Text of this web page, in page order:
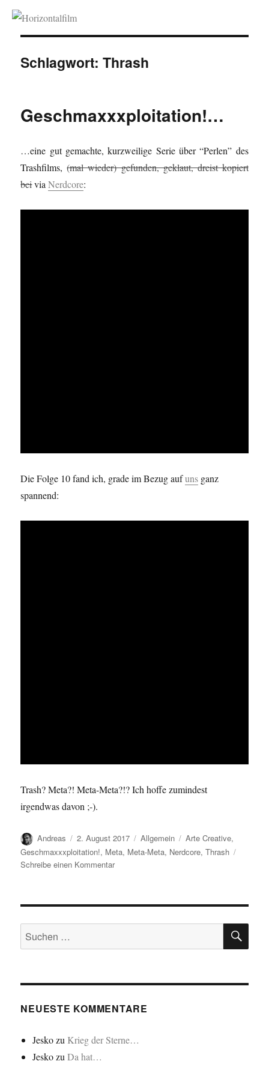
Horizontalfilm
Schlagwort:Thrash
Geschmaxxxploitation!…
…eine gut gemachte, kurzweilige Serie über “Perlen” des
Trashfilms,(mal wieder) gefunden, geklaut, dreist kopiert
beiviaNerdcore:
Die Folge 10 fand ich, grade im Bezug aufuns ganz
spannend:
Trash? Meta?! Meta-Meta?!? Ich hoffe zumindest
irgendwas davon ;-).
Autor
Andreas
Veröffentlicht
am
2. August 2017 Kategorien
Allgemein Schlagwörter
Arte Creative,
Geschmaxxxploitation!, Meta, Meta-Meta, Nerdcore,Thrash
Schreibe einen Kommentarzu
Suchen
nach:
NEUESTE KOMMENTARE
Jeskozu Krieg der Sterne…
JeskozuDa hat…